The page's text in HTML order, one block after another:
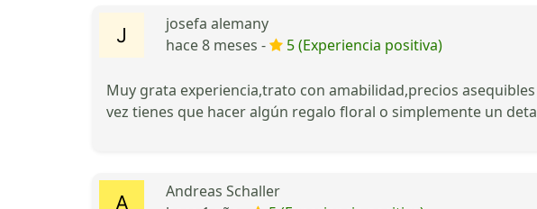
josefa alemany
hace 8 meses -
5 (Experiencia positiva)
Muy grata experiencia,trato con amabilidad,precios
vez tienes que hacer algún regalo floral o simplemente un
Andreas Schaller